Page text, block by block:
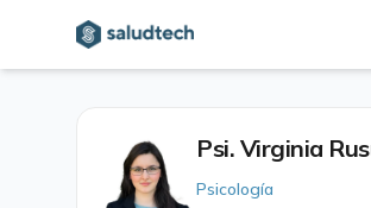
Psi. Virginia
Psicología